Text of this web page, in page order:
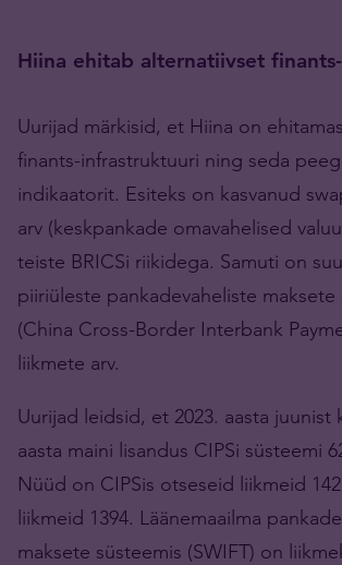
Hiina ehitab alternatiivset
Uurijad märkisid, et Hiina on
finants-infrastruktuuri ning seda
indikaatorit. Esiteks on kasvanud
arv (keskpankade omavahelised
teiste BRICSi riikidega. Samuti on
piiriüleste pankadevaheliste maksete
(China Cross-Border Interbank
liikmete arv.
Uurijad leidsid, et 2023. aasta juunist
aasta maini lisandus CIPSi süsteemi
Nüüd on CIPSis otseseid liikmeid
liikmeid 1394. Läänemaailma
maksete süsteemis (SWIFT) on